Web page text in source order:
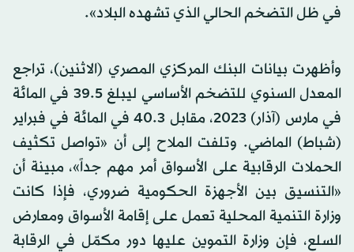
في ظل التضخم الحالي الذي تشهده البلاد».
وأظهرت بيانات البنك المركزي المصري (الاثنين)، تراجع
المعدل السنوي للتضخم الأساسي ليبلغ 39.5 في المائة
في مارس (آذار) 2023، مقابل 40.3 في المائة في فبراير
(شباط) الماضي. وتلفت الملاح إلى أن «تواصل تكثيف
الحملات الرقابية على الأسواق أمر مهم جداً»، مبينة أن
«التنسيق بين الأجهزة الحكومية ضروري، فإذا كانت
وزارة التنمية المحلية تعمل على إقامة الأسواق ومعارض
السلع، فإن وزارة التموين عليها دور مكمّل في الرقابة